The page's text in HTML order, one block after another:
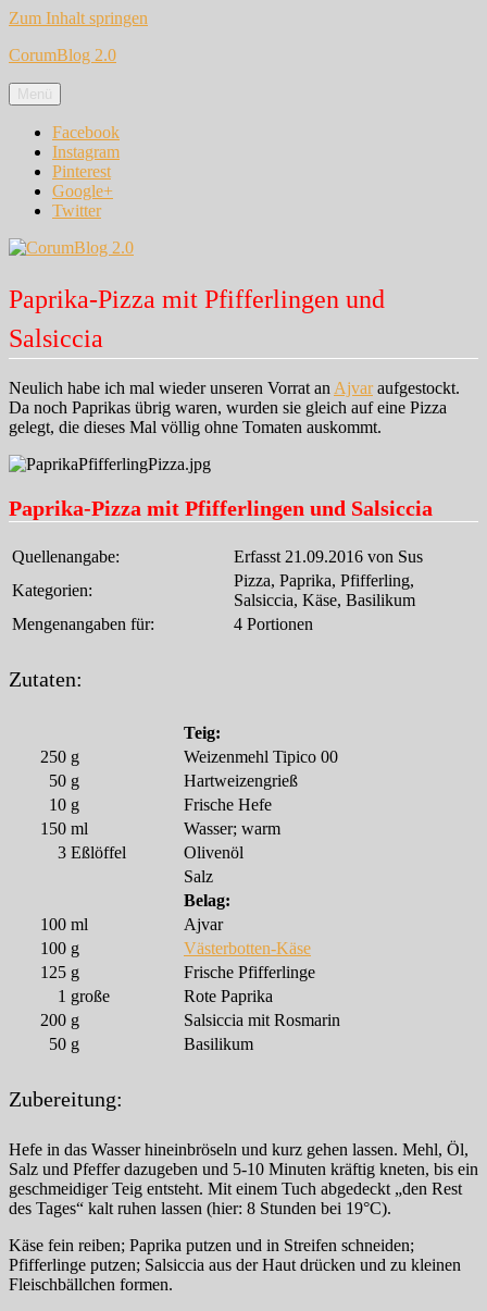
Zum Inhalt springen
CorumBlog 2.0
Menü
Facebook
Instagram
Pinterest
Google+
Twitter
Paprika-Pizza mit Pfifferlingen und
Salsiccia
Neulich habe ich mal wieder unseren Vorrat an Ajvaraufgestockt.
Da noch Paprikas übrig waren, wurden sie gleich auf eine Pizza
gelegt, die dieses Mal völlig ohne Tomaten auskommt.
Paprika-Pizza mit Pfifferlingen und Salsiccia
Quellenangabe:
Erfasst 21.09.2016 von Sus
Kategorien:
Pizza, Paprika, Pfifferling,
Salsiccia, Käse, Basilikum
Mengenangaben für:
4 Portionen
Zutaten:
Teig:
250 g
Weizenmehl Tipico 00
50 g
Hartweizengrieß
10 g
Frische Hefe
150 ml
Wasser; warm
3 Eßlöffel
Olivenöl
Salz
Belag:
100 ml
Ajvar
100 g
Västerbotten-Käse
125 g
Frische Pfifferlinge
1 große
Rote Paprika
200 g
Salsiccia mit Rosmarin
50 g Basilikum
Zubereitung:
Hefe in das Wasser hineinbröseln und kurz gehen lassen. Mehl, Öl,
Salz und Pfeffer dazugeben und 5-10 Minuten kräftig kneten, bis ein
geschmeidiger Teig entsteht. Mit einem Tuch abgedeckt „den Rest
des Tages“ kalt ruhen lassen (hier: 8 Stunden bei 19°C).
Käse fein reiben; Paprika putzen und in Streifen schneiden;
Pfifferlinge putzen; Salsiccia aus der Haut drücken und zu kleinen
Fleischbällchen formen.